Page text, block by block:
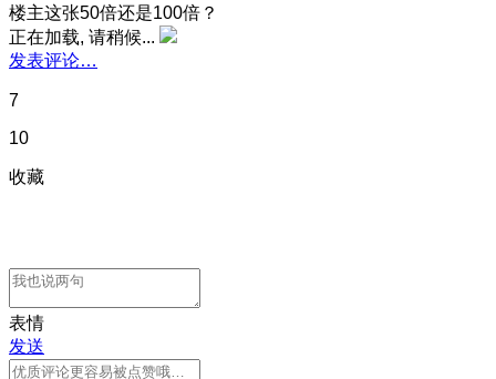
楼主这张50倍还是100倍？
正在加载, 请稍候...
发表评论…
7
10
收藏
表情
发送